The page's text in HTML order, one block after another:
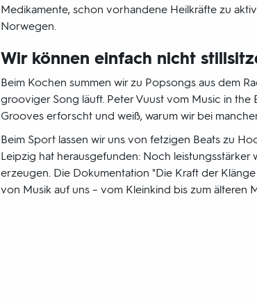
Medikamente, schon vorhandene Heilkräfte zu
Norwegen.
Wir können einfach nicht
Beim Kochen summen wir zu Popsongs aus dem
grooviger Song läuft. Peter Vuust vom Music in the
Grooves erforscht und weiß, warum wir bei
Beim Sport lassen wir uns von fetzigen Beats zu
Leipzig hat herausgefunden: Noch leistungsstärker
erzeugen. Die Dokumentation "Die Kraft der
von Musik auf uns – vom Kleinkind bis zum älteren